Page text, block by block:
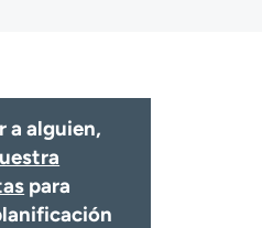
a alguien,
para